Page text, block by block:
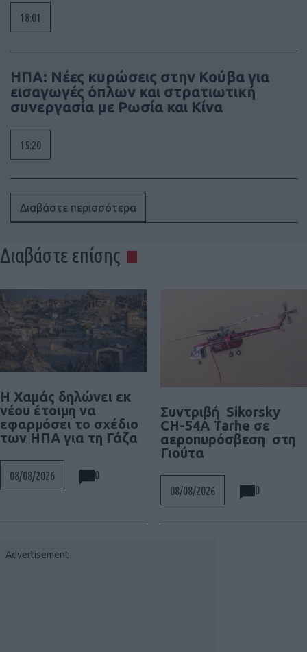
18:01
ΗΠΑ: Νέες κυρώσεις στην Κούβα για
εισαγωγές όπλων και στρατιωτική
συνεργασία με Ρωσία και Κίνα
15:20
Διαβάστε περισσότερα
Διαβάστε επίσης
Η Χαμάς δηλώνει εκ
νέου έτοιμη να
εφαρμόσει το σχέδιο
των ΗΠΑ για τη Γάζα
08/08/2026 0
Συντριβή Sikorsky
CH-54A Tarhe σε
αεροπυρόσβεση στη
Γιούτα
08/08/2026 0